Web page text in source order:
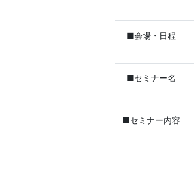
■会場・日程
■セミナー名
■セミナー内容